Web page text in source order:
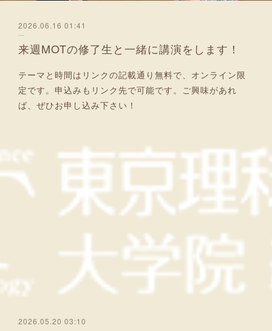
2026.06.16 01:41
来週MOTの修了生と一緒に講演をします！
テーマと時間はリンクの記載通り無料で、オンライン限
定です。申込みもリンク先で可能です。ご興味があれ
ば、ぜひお申し込み下さい！
2026.05.20 03:10